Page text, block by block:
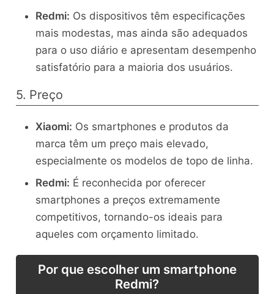
Redmi: Os dispositivos têm especificações
mais modestas, mas ainda são adequados
para o uso diário e apresentam desempenho
satisfatório para a maioria dos usuários.
5. Preço
Xiaomi: Os smartphones e produtos da
marca têm um preço mais elevado,
especialmente os modelos de topo de linha.
Redmi: É reconhecida por oferecer
smartphones a preços extremamente
competitivos, tornando-os ideais para
aqueles com orçamento limitado.
Por que escolher um smartphone
Redmi?